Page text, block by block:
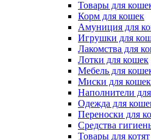
Товары для
Корм для кошек
Амуниция для
Игрушки для
Лакомства для
Лотки для кошек
Мебель для
Миски для кошек
Наполнители
Одежда для
Переноски для
Средства
Товары для котят